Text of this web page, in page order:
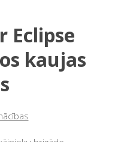
Eclipse
kaujas